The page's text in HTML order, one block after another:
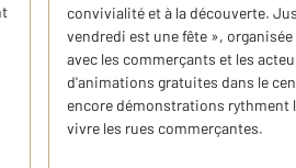
convivialité et à la découverte.
vendredi est une fête »,
avec les commerçants et les
d'animations gratuites dans le
encore démonstrations rythment
vivre les rues commerçantes.